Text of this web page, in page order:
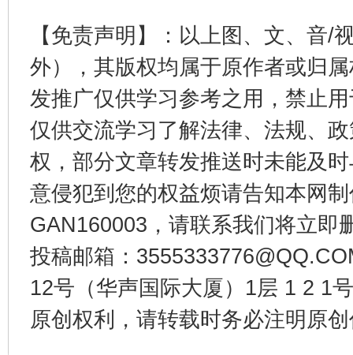
【免责声明】：以上图、文、音/
外），其版权均属于原作者或归
发推广仅供学习参考之用，禁止
仅供交流学习了解法律、法规、
权，部分文章转发推送时未能及
意侵犯到您的权益烦请告知本网
GAN160003，请联系我们将立即
投稿邮箱：
12号（华声国际大厦）1层 1 2 1
原创权利，请转载时务必注明原
东山县通报“牛蛙产品抗生素超标问题” 法
千年窑火 生生不息 一